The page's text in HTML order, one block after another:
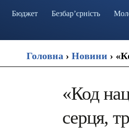
Бюджет Безбар’єрність
Головна › Новини ›
«Код
серця,